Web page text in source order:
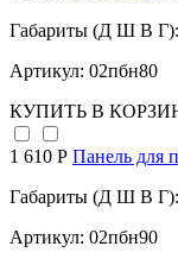
Габариты (Д Ш В Г):
Артикул: 02пбн80
КУПИТЬ В
1 610 Р Панель для
Габариты (Д Ш В
Артикул: 02пбн90